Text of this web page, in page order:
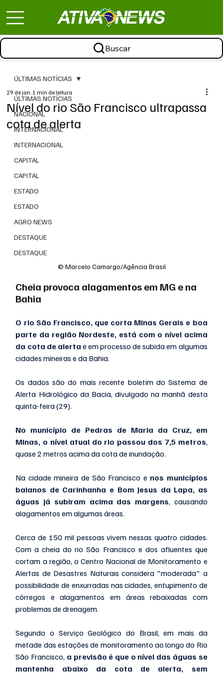
Buscar
ÚLTIMAS NOTÍCIAS
NACIONAL
INTERNACIONAL
INTERNACIONAL
CAPITAL
CAPITAL
ESTADO
ESTADO
AGRO NEWS
DESTAQUE
DESTAQUE
ÚLTIMAS NOTÍCIAS
Nível do rio São Francisco ultrapassa
cota de alerta
29 de jan.1 min de leitura
© Marcelo Camargo/Agência Brasil
Cheia provoca alagamentos em MG e na
Bahia
O rio São Francisco, que corta Minas Gerais e boa
parte da região Nordeste, está com o nível acima
da cota de alerta e em processo de subida em algumas
cidades mineiras e da Bahia.
Os dados são do mais recente boletim do Sistema de
Alerta Hidrológico da Bacia, divulgado na manhã desta
quinta-feira (29).
No município de Pedras de Maria da Cruz, em
Minas, o nível atual do rio passou dos 7,5 metros,
quase 2 metros acima da cota de inundação.
Na cidade mineira de São Francisco e nos municípios
baianos de Carinhanha e Bom Jesus da Lapa, as
águas já subiram acima das margens, causando
alagamentos em algumas áreas.
Cerca de 150 mil pessoas vivem nessas quatro cidades.
Com a cheia do rio São Francisco e dos afluentes que
cortam a região, o Centro Nacional de Monitoramento e
Alertas de Desastres Naturais considera "moderada" a
possibilidade de enxurradas nas cidades, entupimento de
córregos e alagamentos em áreas rebaixadas com
problemas de drenagem.
Segundo o Serviço Geológico do Brasil, em mais da
metade das estações de monitoramento ao longo do Rio
São Francisco, a previsão é que o nível das águas se
mantenha abaixo da cota de alerta, sem